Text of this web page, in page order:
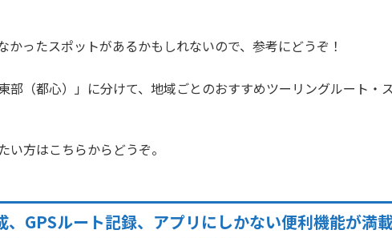
ったスポットがあるかもしれないので、参考にどうぞ！
部（都心）」に分けて、地域ごとのおすすめツーリングルート・
方はこちらからどうぞ。
GPSルート記録、アプリにしかない便利機能が満載